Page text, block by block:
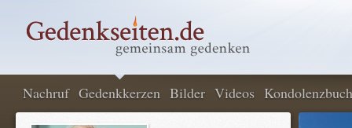
Nachruf Gedenkkerzen Bilder Videos Kondolenzbuch